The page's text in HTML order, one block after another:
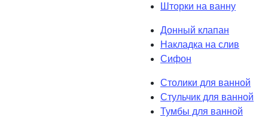
Шторки на ванну
Донный клапан
Накладка на слив
Сифон
Столики для ванной
Стульчик для ванной
Тумбы для ванной